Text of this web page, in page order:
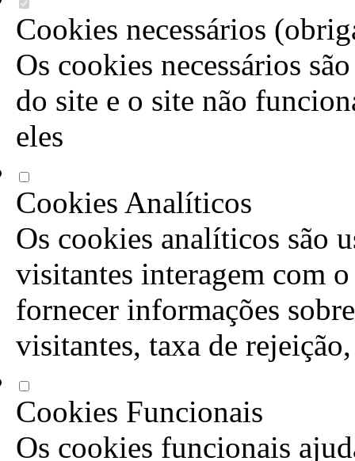
Cookies necessários
Os cookies necessários
do site e o site não
eles
Cookies Analíticos
Os cookies analíticos são
visitantes interagem com
fornecer informações
visitantes, taxa de
Cookies Funcionais
Os cookies funcionais